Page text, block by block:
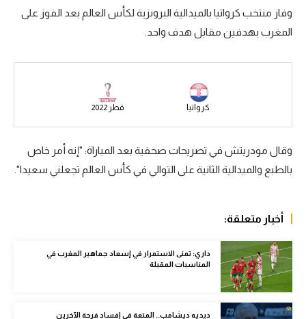
سعودي في الجول
الدوري الإنجليزي
رياضات أخرى
كرة السلة الأمريكية
كرة سلة
كرة يد
كرة طائرة
وفاز منتخب كرواتيا بالميدالية البرونزية لكأس العالم بعد الفوز على
المغرب بهدفين مقابل هدف واحد.
كرواتيا قطر 2022
وقال مودريتش في تصريحات صحفية بعد المباراة: "إنه أمر خاص
بالطبع والميدالية الثانية على التوالي في كأس العالم تجعلني سعيدا".
أخبار متعلقة:
داري: تمنى الاستمرار في إسعاد جماهير المغرب في
المناسبات المقبلة
ديديه ديشامب.. المتعة في إفساد فرحة الآخرين